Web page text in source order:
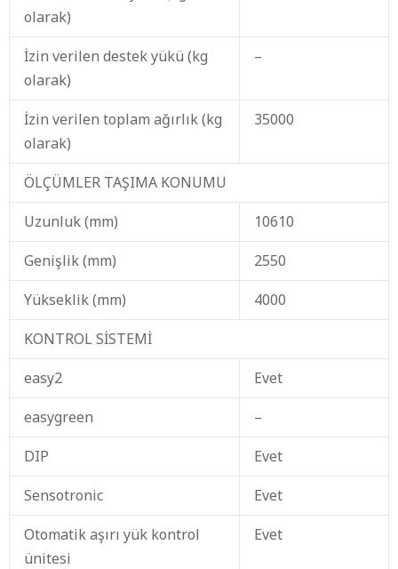
olarak)
İzin verilen destek yükü (kg
olarak)
–
İzin verilen toplam ağırlık (kg
olarak)
35000
ÖLÇÜMLER TAŞIMA KONUMU
Uzunluk (mm)
10610
Genişlik (mm)
2550
Yükseklik (mm)
4000
KONTROL SİSTEMİ
easy2
Evet
easygreen
–
DIP
Evet
Sensotronic
Evet
Otomatik aşırı yük kontrol
ünitesi
Evet